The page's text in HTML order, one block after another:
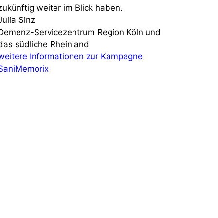
weiter im Blick haben.
Sinz
Servicezentrum Region Köln und
südliche Rheinland
Informationen zur Kampagne